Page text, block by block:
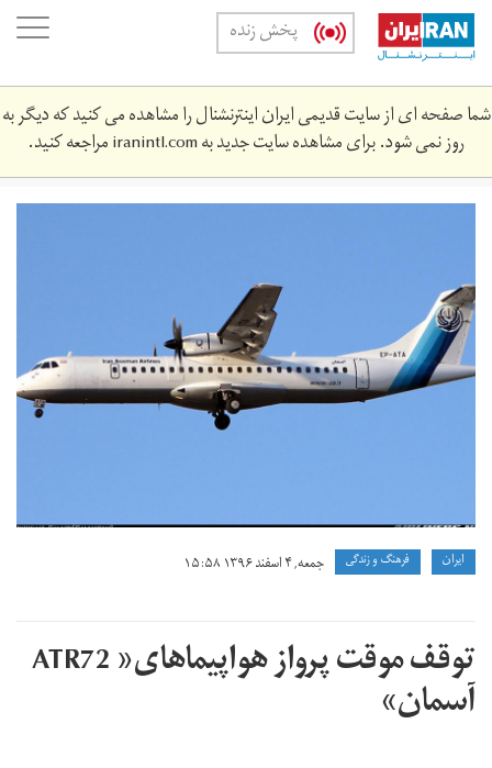
Skip
main
content
پخش زنده
شما صفحه ای از سایت قدیمی ایران اینترنشنال را مشاهده می کنید که دیگر به
روز نمی شود. برای مشاهده سایت جدید بهiranintl.comمراجعه کنید.
1034445-
16.jpg
ايران فرهنگ و زندگی جمعه, ۴ اسفند ۱۳۹۶ ۱۵:۵۸
توقف موقت پرواز هواپیماهای« ATR72
آسمان»